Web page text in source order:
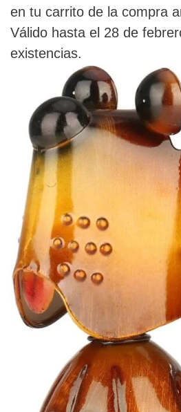
en tu carrito de la compra
Válido hasta el 28 de
existencias.